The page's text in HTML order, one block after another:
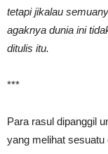
tetapi jikalau
agaknya dunia ini
ditulis itu.
***
Para rasul dipanggil
yang melihat